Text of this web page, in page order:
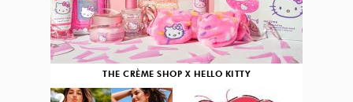
THE CRÈME SHOP X HELLO KITTY